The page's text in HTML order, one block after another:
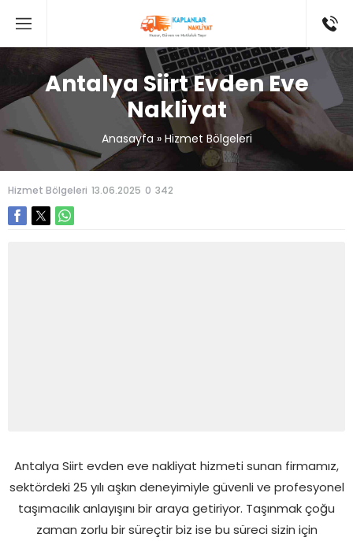
Antalya Siirt Evden Eve
Nakliyat
Anasayfa» Hizmet Bölgeleri
Hizmet Bölgeleri 13.06.2025 0 342
Antalya Siirt evden eve nakliyat hizmeti sunan firmamız,
sektördeki 25 yılı aşkın deneyimiyle güvenli ve profesyonel
taşımacılık anlayışını bir araya getiriyor. Taşınmak çoğu
zaman zorlu bir süreçtir biz ise bu süreci sizin için